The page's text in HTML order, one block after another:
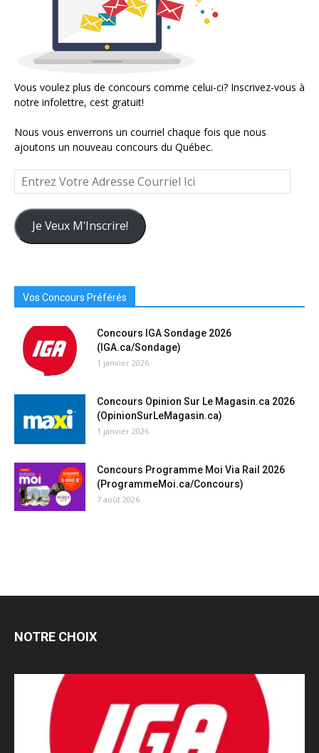
Vous voulez plus de concours comme celui-ci? Inscrivez-vous à
notre infolettre, cest gratuit!
Nous vous enverrons un courriel chaque fois que nous
ajoutons un nouveau concours du Québec.
Entrez
Votre
Adresse
Courriel
Ici
Je Veux M'Inscrire!
Vos Concours Préférés
Concours IGA Sondage 2026
(IGA.ca/Sondage)
1 janvier 2026
Concours Opinion Sur Le Magasin.ca 2026
(OpinionSurLeMagasin.ca)
1 janvier 2026
Concours Programme Moi Via Rail 2026
(ProgrammeMoi.ca/Concours)
7 août 2026
NOTRE CHOIX